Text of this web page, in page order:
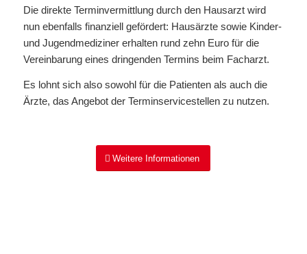
Die direkte Terminvermittlung durch den Hausarzt wird
nun ebenfalls finanziell gefördert: Hausärzte sowie Kinder-
und Jugendmediziner erhalten rund zehn Euro für die
Vereinbarung eines dringenden Termins beim Facharzt.
Es lohnt sich also sowohl für die Patienten als auch die
Ärzte, das Angebot der Terminservicestellen zu nutzen.
Weitere Informationen